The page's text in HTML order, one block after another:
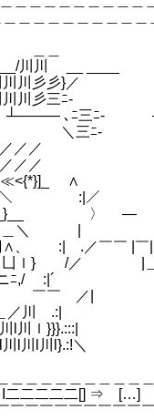
メ
| ＿＿
再生
|￣|00
肉弾華か
- | | |
／／
| | | | .|
∧
￣￣￣￣
〉 ― ￣ ￣_
＿＼
￣ |￣| | | | |
ｌ} /／
:|´ | | | |
／| | |
＿＿
l川l川l
川l川l
.|＿
＿＿＿＿＿＿＿＿＿
二二二二[] ⇒ […]
￣￣￣￣￣￣￣￣